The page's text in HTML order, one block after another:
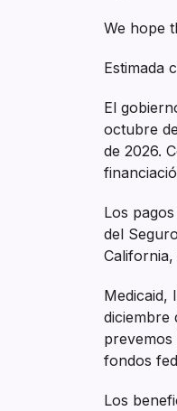
We hope
Estimada
El
octubre
de 2026.
Los
del
Medicaid,
diciembre
fondos
Los